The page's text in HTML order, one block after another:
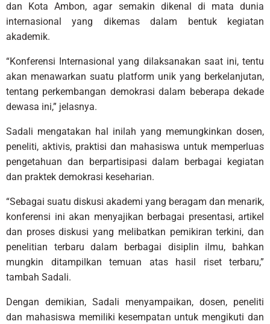
dan Kota Ambon, agar semakin dikenal di mata dunia
internasional yang dikemas dalam bentuk kegiatan
akademik.
“Konferensi Internasional yang dilaksanakan saat ini, tentu
akan menawarkan suatu platform unik yang berkelanjutan,
tentang perkembangan demokrasi dalam beberapa dekade
dewasa ini,” jelasnya.
Sadali mengatakan hal inilah yang memungkinkan dosen,
peneliti, aktivis, praktisi dan mahasiswa untuk memperluas
pengetahuan dan berpartisipasi dalam berbagai kegiatan
dan praktek demokrasi keseharian.
“Sebagai suatu diskusi akademi yang beragam dan menarik,
konferensi ini akan menyajikan berbagai presentasi, artikel
dan proses diskusi yang melibatkan pemikiran terkini, dan
penelitian terbaru dalam berbagai disiplin ilmu, bahkan
mungkin ditampilkan temuan atas hasil riset terbaru,”
tambah Sadali.
Dengan demikian, Sadali menyampaikan, dosen, peneliti
dan mahasiswa memiliki kesempatan untuk mengikuti dan